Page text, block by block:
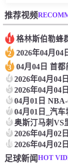
推荐视频
1 格林斯伯勒蜂
2 2026年04月
3 04月04日 首
4 2026年04月04
5 2026年04月04
6 04月01日
7 04月01日_汽
8
9 2026年04月02
102026年04月02
足球新闻HOT